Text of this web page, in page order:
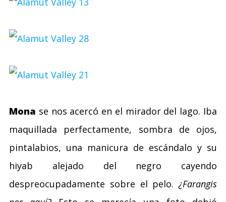
Mona se nos acercó en el mirador del lago. Iba
maquillada perfectamente, sombra de ojos,
pintalabios, una manicura de escándalo y su
hiyab alejado del negro cayendo
despreocupadamente sobre el pelo.¿Farangis